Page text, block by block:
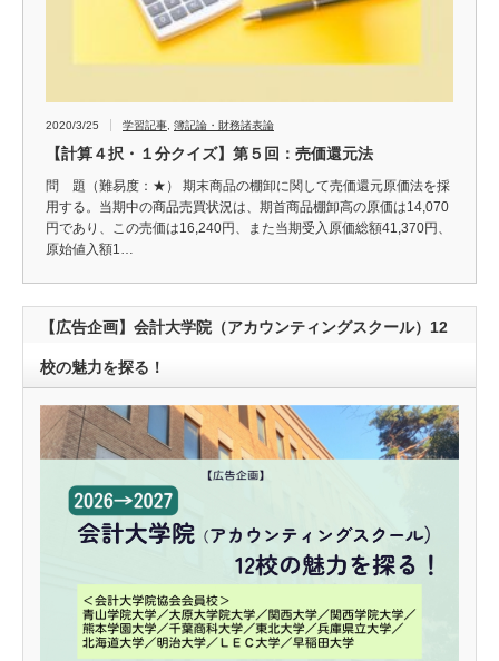
2020/3/25 学習記事 簿記論・財務諸表論
【計算４択・１分クイズ】第５回：売価還元法
問 題（難易度：★） 期末商品の棚卸に関して売価還元原価法を採
用する。当期中の商品売買状況は、期首商品棚卸高の原価は14,070
円であり、この売価は16,240円、また当期受入原価総額41,370円、
原始値入額1…
【広告企画】会計大学院（アカウンティングスクール）12
校の魅力を探る！